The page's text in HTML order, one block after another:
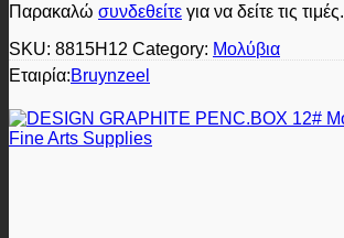
Παρακαλώ συνδεθείτε για να δείτε τις τιμές.
SKU: 8815H12 Category: Μολύβια
Εταιρία:Bruynzeel